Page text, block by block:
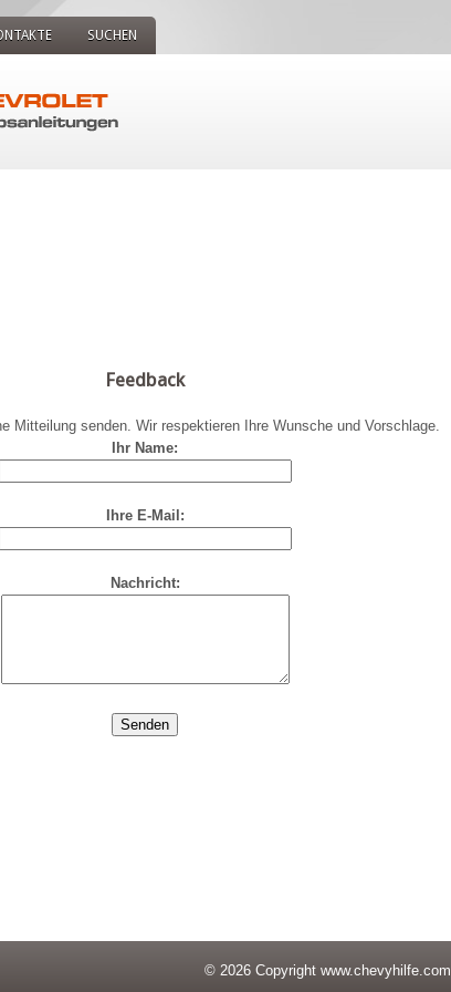
SUCHEN
Feedback
Mitteilung senden. Wir respektieren Ihre Wunsche und Vorschlage.
Ihr Name:
Ihre E-Mail:
Nachricht:
© 2026 Copyright www.chevyhilfe.com